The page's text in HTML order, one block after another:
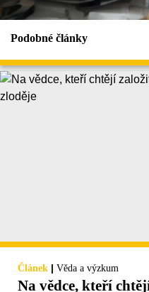
Podobné články
Článek | Věda a výzkum
Na vědce, kteří